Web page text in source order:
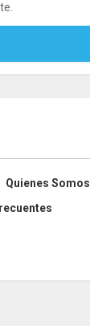
Quienes Somos